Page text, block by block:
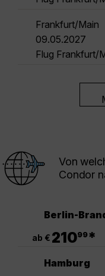
Frankfurt/Main
09.05.2027
Flug Frankfurt/
Von
Condor
Berlin-
ab € 21099*
Hamburg